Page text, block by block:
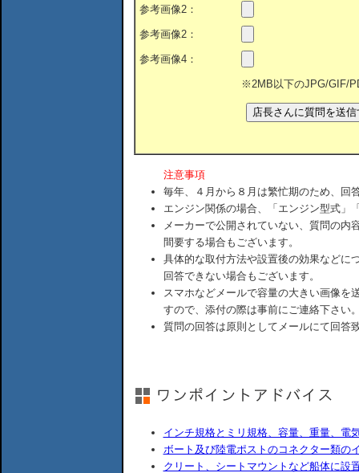
参考画像2：
参考画像2：
参考画像4：
※2MB以下のJPG/GIF/
注意事項
毎年、４月から８月は繁忙期のため、回
エンジン関係の場合、「エンジン型式」
メーカーで公開されていない、質問の内
間要する場合もございます。
具体的な取付方法や設置後の効果などに
回答できない場合もございます。
スマホなどメールで容量の大きい画像を
すので、添付の際は事前にご連絡下さい
質問の回答は原則としてメールにて回答
インチ規格とミリ規格、容量、重量、電
ボート及び陸電ポストのコネクター類の
クリート、シートマウントなど船体に設